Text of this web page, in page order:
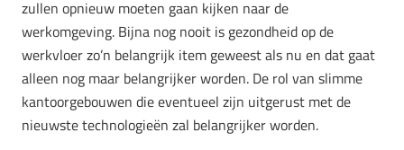
zullen opnieuw moeten gaan kijken naar de
werkomgeving. Bijna nog nooit is gezondheid op de
werkvloer zo’n belangrijk item geweest als nu en dat gaat
alleen nog maar belangrijker worden. De rol van slimme
kantoorgebouwen die eventueel zijn uitgerust met de
nieuwste technologieën zal belangrijker worden.